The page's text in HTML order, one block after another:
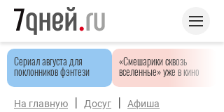
Сериал августа для
поклонников фэнтези
«Смешарики сквозь
вселенные» уже в кино
На главную | Досуг | Афиша